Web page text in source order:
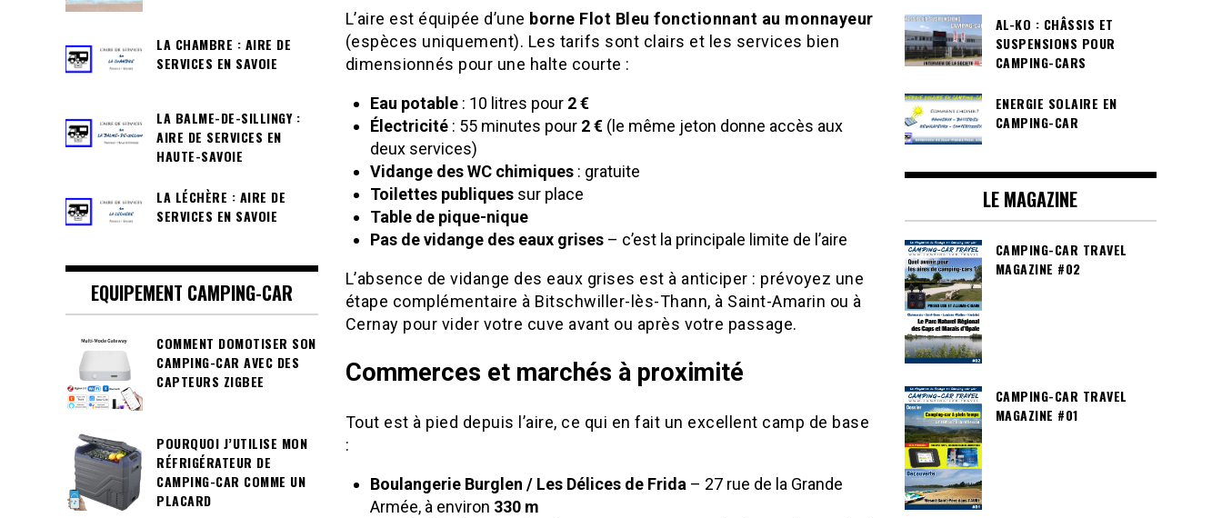
L’aire est équipée d’une borne Flot Bleu fonctionnant au monnayeur
(espèces uniquement). Les tarifs sont clairs et les services bien
dimensionnés pour une halte courte :
Eau potable: 10 litres pour 2 €
Électricité: 55 minutes pour 2 €(le même jeton donne accès aux
deux services)
Vidange des WC chimiques: gratuite
Toilettes publiquessur place
Table de pique-nique
Pas de vidange des eaux grises– c’est la principale limite de l’aire
L’absence de vidange des eaux grises est à anticiper : prévoyez une
étape complémentaire à Bitschwiller-lès-Thann, à Saint-Amarin ou à
Cernay pour vider votre cuve avant ou après votre passage.
Commerces et marchés à proximité
Tout est à pied depuis l’aire, ce qui en fait un excellent camp de base
:
Boulangerie Burglen / Les Délices de Frida – 27 rue de la Grande
Armée, à environ 330 m
LA CHAMBRE : AIRE DE
SERVICES EN SAVOIE
LA BALME-DE-SILLINGY :
AIRE DE SERVICES EN
HAUTE-SAVOIE
LA LÉCHÈRE : AIRE DE
SERVICES EN SAVOIE
EQUIPEMENT CAMPING-CAR
COMMENT DOMOTISER SON
CAMPING-CAR AVEC DES
CAPTEURS ZIGBEE
POURQUOI J’UTILISE MON
RÉFRIGÉRATEUR DE
CAMPING-CAR COMME UN
PLACARD
AL-KO : CHÂSSIS ET
SUSPENSIONS POUR
CAMPING-CARS
ENERGIE SOLAIRE EN
CAMPING-CAR
LE MAGAZINE
CAMPING-CAR TRAVEL
MAGAZINE #02
CAMPING-CAR TRAVEL
MAGAZINE #01